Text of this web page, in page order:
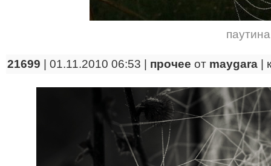
паутина
21699 | 01.11.2010 06:53 | прочее от maygara